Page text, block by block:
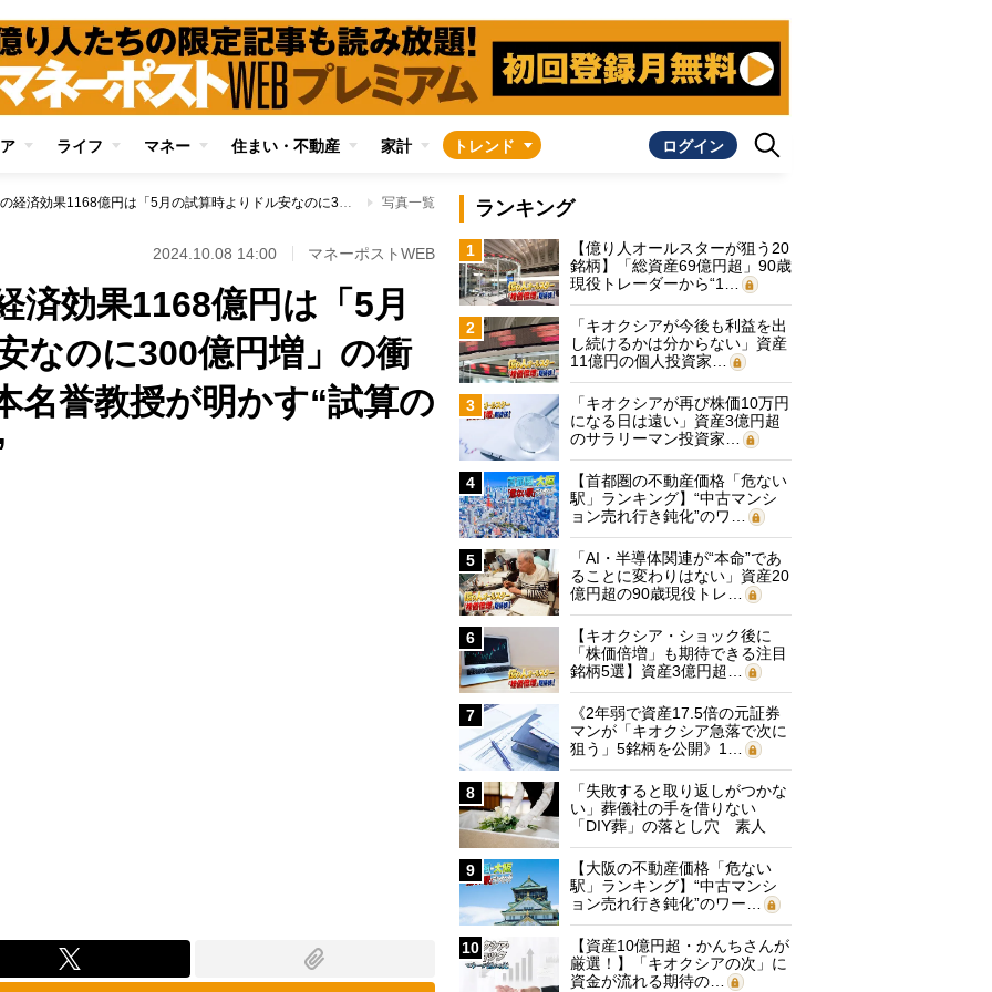
ライフ マネー 住まい・不動産 家計 トレンド ログイン
大谷翔平の今年の経済効果1168億円は「5月の試算時よりドル安なのに300億円増」の衝撃！ 関西大・宮本名誉教授が明かす“試算の内訳”と“急伸理由” 写真一覧
2024.10.08 14:00 マネーポストWEB
済効果1168億円は「5月
なのに300億円増」の衝
誉教授が明かす“試算の
ランキング
1
【億り人オールスターが狙う20
銘柄】「総資産69億円超」90歳
現役トレーダーから“1…
2
「キオクシアが今後も利益を出
し続けるかは分からない」資産
11億円の個人投資家…
3
「キオクシアが再び株価10万円
になる日は遠い」資産3億円超
のサラリーマン投資家…
4
【首都圏の不動産価格「危ない
駅」ランキング】“中古マンシ
ョン売れ行き鈍化”のワ…
5
「AI・半導体関連が“本命”であ
ることに変わりはない」資産20
億円超の90歳現役トレ…
6
【キオクシア・ショック後に
「株価倍増」も期待できる注目
銘柄5選】資産3億円超…
7
《2年弱で資産17.5倍の元証券
マンが「キオクシア急落で次に
狙う」5銘柄を公開》1…
8
「失敗すると取り返しがつかな
い」葬儀社の手を借りない
「DIY葬」の落とし穴 素人
に…
9
【大阪の不動産価格「危ない
駅」ランキング】“中古マンシ
ョン売れ行き鈍化”のワー…
10
【資産10億円超・かんちさんが
厳選！】「キオクシアの次」に
資金が流れる期待の…